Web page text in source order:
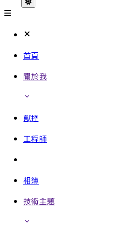
首頁
關於我
獸控
工程師
相簿
技術主題